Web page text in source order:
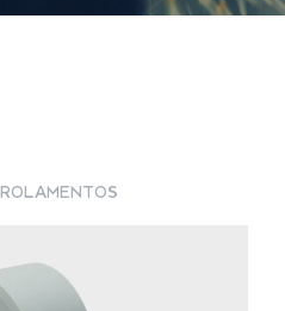
ROLAMENTOS